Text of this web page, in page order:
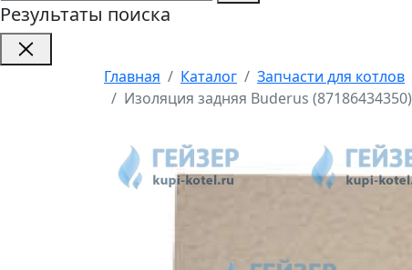
Результаты поиска
Главная Каталог Запчасти для котлов
Изоляция задняя Buderus (87186434350)